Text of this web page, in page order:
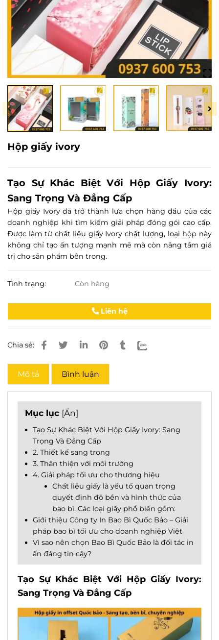
Hộp giấy ivory
Tạo Sự Khác Biệt Với Hộp Giấy Ivory:
Sang Trọng Và Đẳng Cấp
Hộp giấy Ivory đã trở thành lựa chọn hàng đầu của các
doanh nghiệp khi tìm kiếm giải pháp đóng gói cao cấp.
Được làm từ chất liệu giấy Ivory chất lượng, loại hộp này
không chỉ tạo ấn tượng mạnh mẽ mà còn nâng tầm giá
trị cho sản phẩm bên trong.
Tình trạng: Còn hàng
Liên hệ
Chia sẻ:
Mô tả Bình luận
Mục lục [Ẩn]
Tạo Sự Khác Biệt Với Hộp Giấy Ivory: Sang
Trọng Và Đẳng Cấp
2. Thiết kế sang trọng
3. Thân thiện với môi trường
4. Giải pháp tối ưu cho thương hiệu
Chất liệu giấy là yếu tố quan trọng
quyết định độ bền và hình thức của
bao bì. Các loại giấy phổ biến gồm:
Giới thiệu Công ty In Bao Bì Quốc Bảo – Giải
pháp bao bì tối ưu cho doanh nghiệp Việt
Vì sao nên chọn Bao Bì Quốc Bảo là đối tác in
ấn đáng tin cậy?
Tạo Sự Khác Biệt Với Hộp Giấy Ivory:
Sang Trọng Và Đẳng Cấp